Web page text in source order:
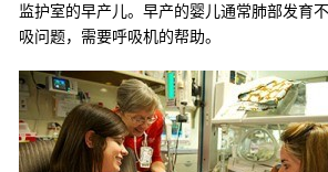
监护室的早产儿。早产的婴儿通常肺部发育
吸问题，需要呼吸机的帮助。